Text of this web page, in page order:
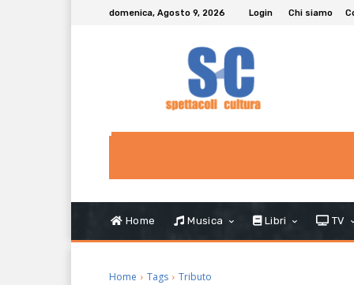
domenica, Agosto 9, 2026 Login Chi siamo
Home Musica Libri TV
Home Tags Tributo